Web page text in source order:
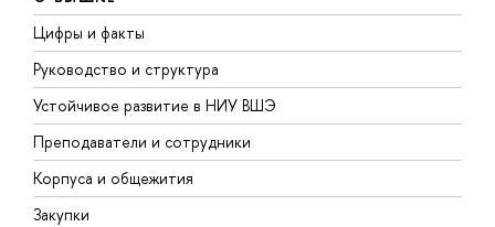
Цифры и факты
Руководство и структура
Устойчивое развитие в НИУ ВШЭ
Преподаватели и сотрудники
Корпуса и общежития
Закупки